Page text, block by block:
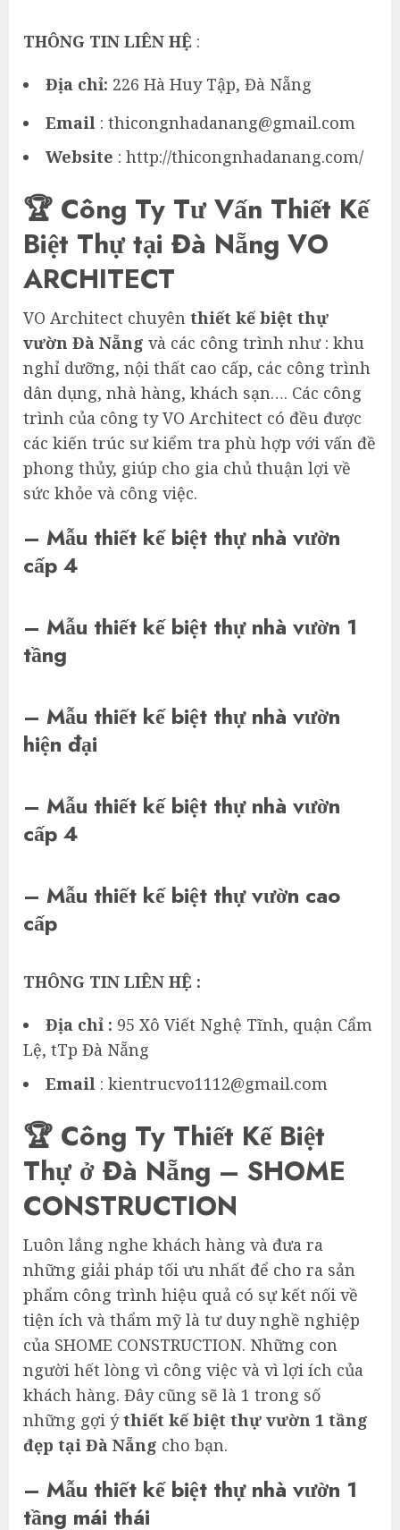
THÔNG TIN LIÊN HỆ :
Địa chỉ: 226 Hà Huy Tập, Đà Nẵng
Email : thicongnhadanang@gmail.com
Website : http://thicongnhadanang.com/
🏆 Công Ty Tư Vấn Thiết Kế
Biệt Thự tại Đà Nẵng VO
ARCHITECT
VO Architect chuyên thiết kế biệt thự
vườn Đà Nẵng và các công trình như : khu
nghỉ dưỡng, nội thất cao cấp, các công trình
dân dụng, nhà hàng, khách sạn…. Các công
trình của công ty VO Architect có đều được
các kiến trúc sư kiểm tra phù hợp với vấn đề
phong thủy, giúp cho gia chủ thuận lợi về
sức khỏe và công việc.
– Mẫu thiết kế biệt thự nhà vườn
cấp 4
– Mẫu thiết kế biệt thự nhà vườn 1
tầng
– Mẫu thiết kế biệt thự nhà vườn
hiện đại
– Mẫu thiết kế biệt thự nhà vườn
cấp 4
– Mẫu thiết kế biệt thự vườn cao
cấp
THÔNG TIN LIÊN HỆ :
Địa chỉ : 95 Xô Viết Nghệ Tĩnh, quận Cẩm
Lệ, tTp Đà Nẵng
Email : kientrucvo1112@gmail.com
🏆 Công Ty Thiết Kế Biệt
Thự ở Đà Nẵng – SHOME
CONSTRUCTION
Luôn lắng nghe khách hàng và đưa ra
những giải pháp tối ưu nhất để cho ra sản
phẩm công trình hiệu quả có sự kết nối về
tiện ích và thẩm mỹ là tư duy nghề nghiệp
của SHOME CONSTRUCTION. Những con
người hết lòng vì công việc và vì lợi ích của
khách hàng. Đây cũng sẽ là 1 trong số
những gợi ýthiết kế biệt thự vườn 1 tầng
đẹp tại Đà Nẵng cho bạn.
– Mẫu thiết kế biệt thự nhà vườn 1
tầng mái thái